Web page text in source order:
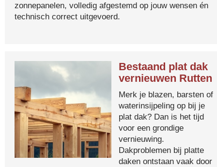
zonnepanelen, volledig afgestemd op jouw wensen én
technisch correct uitgevoerd.
Bestaand plat dak
vernieuwen Rutten
Merk je blazen, barsten of
waterinsijpeling op bij je
plat dak? Dan is het tijd
voor een grondige
vernieuwing.
Dakproblemen bij platte
daken ontstaan vaak door